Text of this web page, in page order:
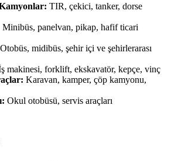
TIR, çekici, tanker, dorse
Minibüs, panelvan, pikap, hafif ticari
Otobüs, midibüs, şehir içi ve şehirlerarası
makinesi, forklift, ekskavatör, kepçe, vinç
Karavan, kamper, çöp kamyonu,
Okul otobüsü, servis araçları